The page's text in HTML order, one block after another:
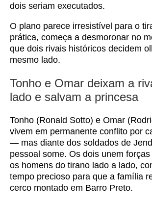
dois seriam executados.
O plano parece irresistível para o
prática, começa a desmoronar no
que dois rivais históricos decidem
mesmo lado.
Tonho e Omar deixam a
lado e salvam a princesa
Tonho (Ronald Sotto) e Omar
vivem em permanente conflito por
— mas diante dos soldados de
pessoal some. Os dois unem
os homens do tirano lado a lado,
tempo precioso para que a família
cerco montado em Barro Preto.